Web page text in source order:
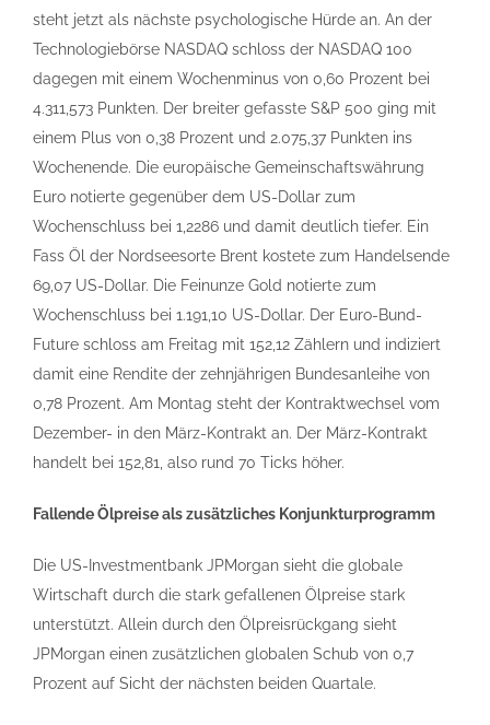
steht jetzt als nächste psychologische Hürde an. An der
Technologiebörse NASDAQ schloss der NASDAQ 100
dagegen mit einem Wochenminus von 0,60 Prozent bei
4.311,573 Punkten. Der breiter gefasste S&P 500 ging mit
einem Plus von 0,38 Prozent und 2.075,37 Punkten ins
Wochenende. Die europäische Gemeinschaftswährung
Euro notierte gegenüber dem US-Dollar zum
Wochenschluss bei 1,2286 und damit deutlich tiefer. Ein
Fass Öl der Nordseesorte Brent kostete zum Handelsende
69,07 US-Dollar. Die Feinunze Gold notierte zum
Wochenschluss bei 1.191,10 US-Dollar. Der Euro-Bund-
Future schloss am Freitag mit 152,12 Zählern und indiziert
damit eine Rendite der zehnjährigen Bundesanleihe von
0,78 Prozent. Am Montag steht der Kontraktwechsel vom
Dezember- in den März-Kontrakt an. Der März-Kontrakt
handelt bei 152,81, also rund 70 Ticks höher.
Fallende Ölpreise als zusätzliches Konjunkturprogramm
Die US-Investmentbank JPMorgan sieht die globale
Wirtschaft durch die stark gefallenen Ölpreise stark
unterstützt. Allein durch den Ölpreisrückgang sieht
JPMorgan einen zusätzlichen globalen Schub von 0,7
Prozent auf Sicht der nächsten beiden Quartale.